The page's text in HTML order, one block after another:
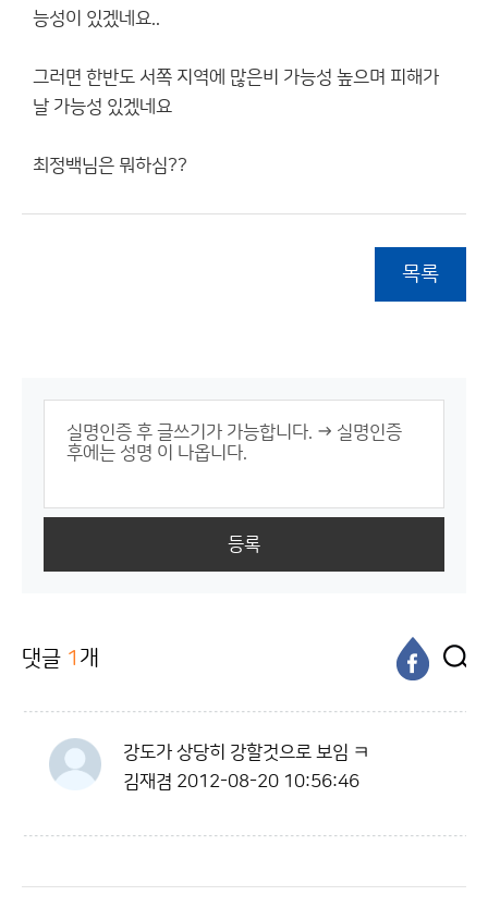
능성이 있겠네요..
그러면 한반도 서쪽 지역에 많은비 가능성 높으며 피해가
날 가능성 있겠네요
최정백님은 뭐하심??
목록
등록
댓글 1 개
강도가 상당히 강할것으로 보임 ㅋ
김재겸 2012-08-20 10:56:46